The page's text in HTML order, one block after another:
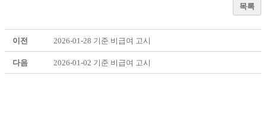
목록
이전 2026-01-28 기준 비급여 고시
다음 2026-01-02 기준 비급여 고시